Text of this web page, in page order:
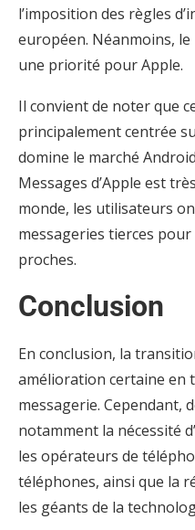
l’imposition des règles
européen. Néanmoins, le
une priorité pour Apple.
Il convient de noter que
principalement centrée
domine le marché
Messages d’Apple est
monde, les utilisateurs
messageries tierces
proches.
Conclusion
En conclusion, la
amélioration certaine en
messagerie. Cependant,
notamment la nécessité
les opérateurs de
téléphones, ainsi que la
les géants de la